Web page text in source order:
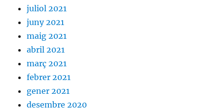
juliol 2021
juny 2021
maig 2021
abril 2021
març 2021
febrer 2021
gener 2021
desembre 2020